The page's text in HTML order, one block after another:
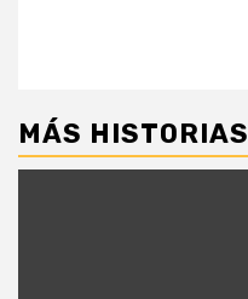
MÁS HISTORIAS